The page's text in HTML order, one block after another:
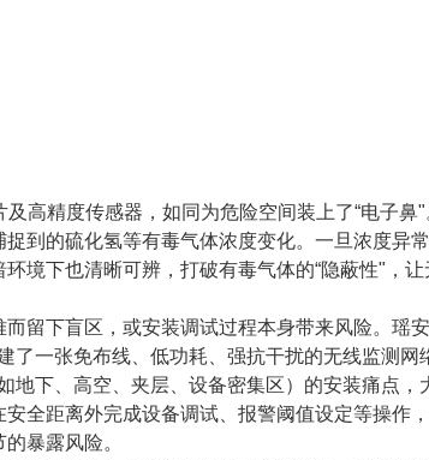
高精度传感器，如同为危险空间装上了“电子鼻
到的硫化氢等有毒气体浓度变化。一旦浓度异
境下也清晰可辨，打破有毒气体的“隐蔽性"，
留下盲区，或安装调试过程本身带来风险。瑶
一张免布线、低功耗、强抗干扰的无线监测网
下、高空、夹层、设备密集区）的安装痛点，
全距离外完成设备调试、报警阈值设定等操作
暴露风险。